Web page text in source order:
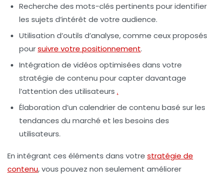
Recherche des mots-clés pertinents pour identifier
les sujets d’intérêt de votre audience.
Utilisation d’outils d’analyse, comme ceux proposés
poursuivre votre positionnement.
Intégration de vidéos optimisées dans votre
stratégie de contenu pour capter davantage
l’attention des utilisateurs .
Élaboration d’un calendrier de contenu basé sur les
tendances du marché et les besoins des
utilisateurs.
En intégrant ces éléments dans votre stratégie de
contenu, vous pouvez non seulement améliorer